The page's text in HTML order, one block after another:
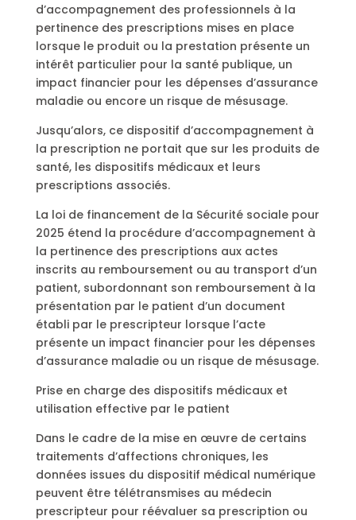
d’accompagnement des professionnels à la
pertinence des prescriptions mises en place
lorsque le produit ou la prestation présente un
intérêt particulier pour la santé publique, un
impact financier pour les dépenses d’assurance
maladie ou encore un risque de mésusage.
Jusqu’alors, ce dispositif d’accompagnement à
la prescription ne portait que sur les produits de
santé, les dispositifs médicaux et leurs
prescriptions associés.
La loi de financement de la Sécurité sociale pour
2025 étend la procédure d’accompagnement à
la pertinence des prescriptions aux actes
inscrits au remboursement ou au transport d’un
patient, subordonnant son remboursement à la
présentation par le patient d’un document
établi par le prescripteur lorsque l’acte
présente un impact financier pour les dépenses
d’assurance maladie ou un risque de mésusage.
Prise en charge des dispositifs médicaux et
utilisation effective par le patient
Dans le cadre de la mise en œuvre de certains
traitements d’affections chroniques, les
données issues du dispositif médical numérique
peuvent être télétransmises au médecin
prescripteur pour réévaluer sa prescription ou